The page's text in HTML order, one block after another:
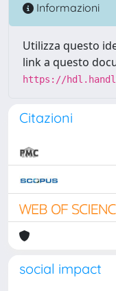
Informazioni
Utilizza questo
link a questo
https://
Citazioni
social impact